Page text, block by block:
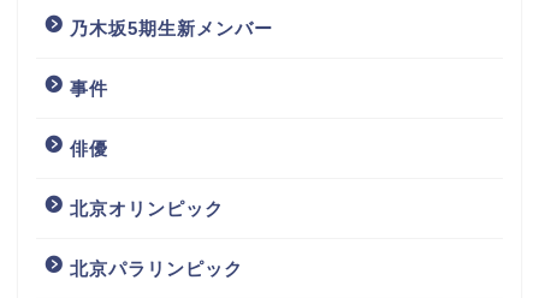
乃木坂5期生新メンバー
事件
俳優
北京オリンピック
北京パラリンピック